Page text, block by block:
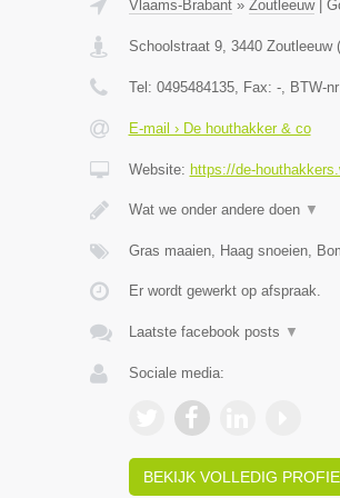
Vlaams-Brabant» Zoutleeuw|
Schoolstraat 9, 3440 Zoutleeuw(
Tel: 0495484135, Fax: -, BTW-
E-mail › De houthakker & co
Website: https://de-
Wat we onder andere doen ▼
Gras maaien, Haag snoeien,
Er wordt gewerkt op afspraak.
Laatste facebook posts ▼
Sociale media:
BEKIJK VOLLEDIG